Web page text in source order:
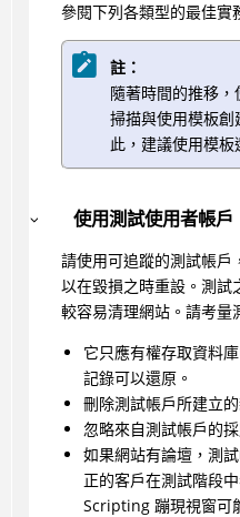
參閱下列各類型的最佳實
註：
隨著時間的推移
掃描與使用模板
此，建議使用模板
使用測試使用者帳戶
請使用可追蹤的測試帳戶
以在毀損之時重設。測試
較容易清理網站。請考量
它只應有權存取資料
記錄可以還原。
刪除測試帳戶所建立的
忽略來自測試帳戶的
如果網站有論壇，測
正的客戶在測試階段
Scripting 蹦現視窗可